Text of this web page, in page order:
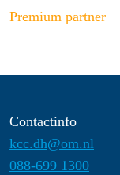
Premium partner
Contactinfo
kcc.dh@om.nl
088-699 1300